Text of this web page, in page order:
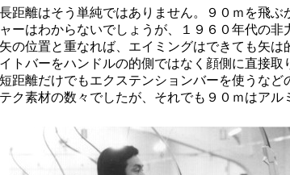
離はそう単純ではありません。９０ｍを飛
ーはわからないでしょうが、１９６０年代の
の位置と重なれば、エイミングはできても矢
トバーをハンドルの的側ではなく顔側に直接
距離だけでもエクステンションバーを使うな
ク素材の数々でしたが、それでも９０ｍはア